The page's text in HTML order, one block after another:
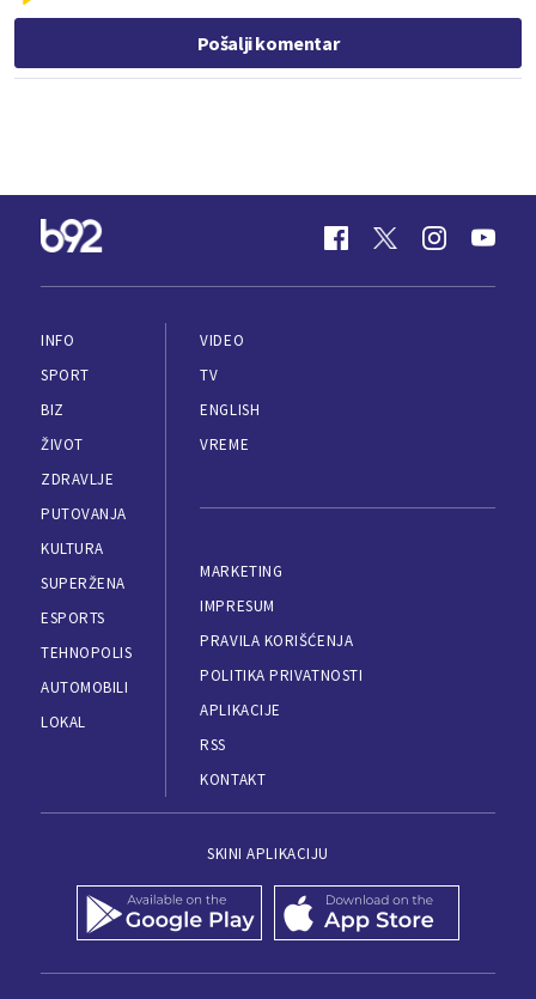
Pošalji komentar
INFO
SPORT
BIZ
ŽIVOT
ZDRAVLJE
PUTOVANJA
KULTURA
SUPERŽENA
ESPORTS
TEHNOPOLIS
AUTOMOBILI
LOKAL
VIDEO
TV
ENGLISH
VREME
MARKETING
IMPRESUM
PRAVILA KORIŠĆENJA
POLITIKA PRIVATNOSTI
APLIKACIJE
RSS
KONTAKT
SKINI APLIKACIJU